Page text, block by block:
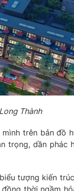
Thành
trên bản đồ
trọng, dần phác
tượng kiến
thời ngầm